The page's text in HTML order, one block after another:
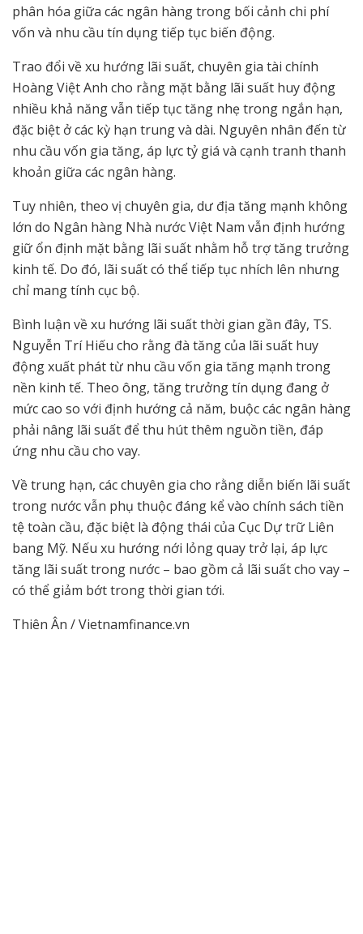
phân hóa giữa các ngân hàng trong bối cảnh chi phí
vốn và nhu cầu tín dụng tiếp tục biến động.
Trao đổi về xu hướng lãi suất, chuyên gia tài chính
Hoàng Việt Anh cho rằng mặt bằng lãi suất huy động
nhiều khả năng vẫn tiếp tục tăng nhẹ trong ngắn hạn,
đặc biệt ở các kỳ hạn trung và dài. Nguyên nhân đến từ
nhu cầu vốn gia tăng, áp lực tỷ giá và cạnh tranh thanh
khoản giữa các ngân hàng.
Tuy nhiên, theo vị chuyên gia, dư địa tăng mạnh không
lớn do Ngân hàng Nhà nước Việt Nam vẫn định hướng
giữ ổn định mặt bằng lãi suất nhằm hỗ trợ tăng trưởng
kinh tế. Do đó, lãi suất có thể tiếp tục nhích lên nhưng
chỉ mang tính cục bộ.
Bình luận về xu hướng lãi suất thời gian gần đây, TS.
Nguyễn Trí Hiếu cho rằng đà tăng của lãi suất huy
động xuất phát từ nhu cầu vốn gia tăng mạnh trong
nền kinh tế. Theo ông, tăng trưởng tín dụng đang ở
mức cao so với định hướng cả năm, buộc các ngân hàng
phải nâng lãi suất để thu hút thêm nguồn tiền, đáp
ứng nhu cầu cho vay.
Về trung hạn, các chuyên gia cho rằng diễn biến lãi suất
trong nước vẫn phụ thuộc đáng kể vào chính sách tiền
tệ toàn cầu, đặc biệt là động thái của Cục Dự trữ Liên
bang Mỹ. Nếu xu hướng nới lỏng quay trở lại, áp lực
tăng lãi suất trong nước – bao gồm cả lãi suất cho vay –
có thể giảm bớt trong thời gian tới.
Thiên Ân / Vietnamfinance.vn